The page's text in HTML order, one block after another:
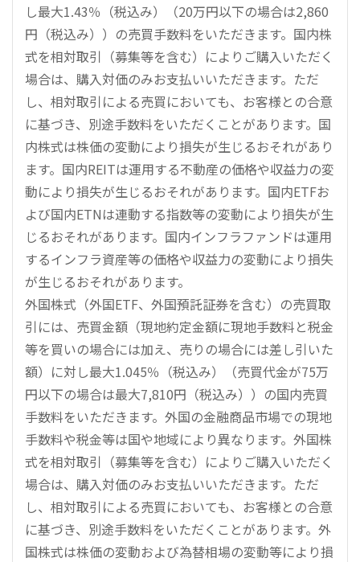
し最大1.43％（税込み）（20万円以下の場合は2,860
円（税込み））の売買手数料をいただきます。国内株
式を相対取引（募集等を含む）によりご購入いただく
場合は、購入対価のみお支払いいただきます。ただ
し、相対取引による売買においても、お客様との合意
に基づき、別途手数料をいただくことがあります。国
内株式は株価の変動により損失が生じるおそれがあり
ます。国内REITは運用する不動産の価格や収益力の変
動により損失が生じるおそれがあります。国内ETFお
よび国内ETNは連動する指数等の変動により損失が生
じるおそれがあります。国内インフラファンドは運用
するインフラ資産等の価格や収益力の変動により損失
が生じるおそれがあります。
外国株式（外国ETF、外国預託証券を含む）の売買取
引には、売買金額（現地約定金額に現地手数料と税金
等を買いの場合には加え、売りの場合には差し引いた
額）に対し最大1.045％（税込み）（売買代金が75万
円以下の場合は最大7,810円（税込み））の国内売買
手数料をいただきます。外国の金融商品市場での現地
手数料や税金等は国や地域により異なります。外国株
式を相対取引（募集等を含む）によりご購入いただく
場合は、購入対価のみお支払いいただきます。ただ
し、相対取引による売買においても、お客様との合意
に基づき、別途手数料をいただくことがあります。外
国株式は株価の変動および為替相場の変動等により損